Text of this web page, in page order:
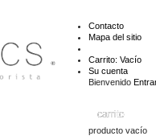
Contacto
Mapa del sitio
Carrito: Vacío
Su cuenta
Bienvenido
carrito
producto vacío